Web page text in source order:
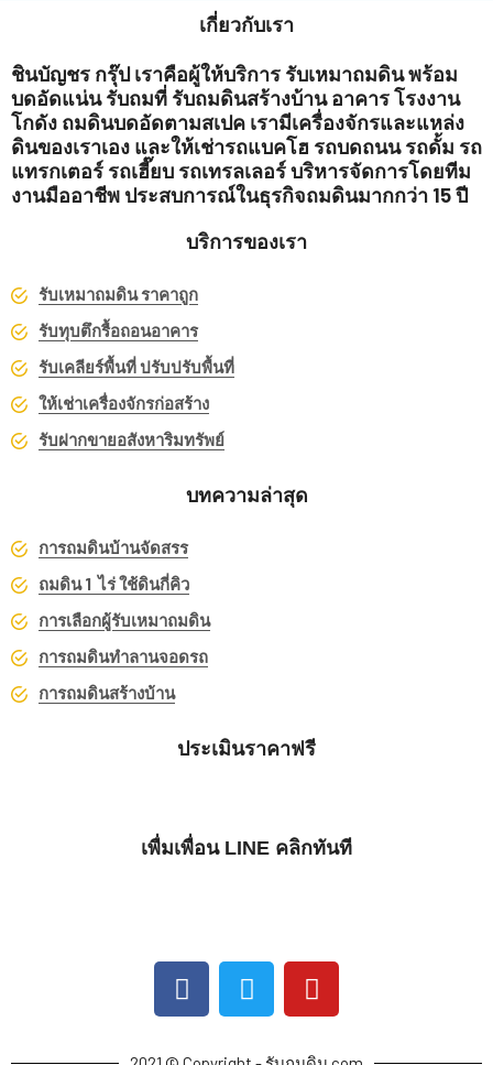
เกี่ยวกับเรา
ชินบัญชร กรุ๊ป เราคือผู้ให้บริการ รับเหมาถมดิน พร้อม
บดอัดแน่น รับถมที่ รับถมดินสร้างบ้าน อาคาร โรงงาน
โกดัง ถมดินบดอัดตามสเปค เรามีเครื่องจักรและแหล่ง
ดินของเราเอง และให้เช่ารถแบคโฮ รถบดถนน รถดั้ม รถ
แทรกเตอร์ รถเฮี๊ยบ รถเทรลเลอร์ บริหารจัดการโดยทีม
งานมืออาชีพ ประสบการณ์ในธุรกิจถมดินมากกว่า 15 ปี
บริการของเรา
รับเหมาถมดิน ราคาถูก
รับทุบตึกรื้อถอนอาคาร
รับเคลียร์พื้นที่ ปรับปรับพื้นที่
ให้เช่าเครื่องจักรก่อสร้าง
รับฝากขายอสังหาริมทรัพย์
บทความล่าสุด
การถมดินบ้านจัดสรร
ถมดิน 1 ไร่ ใช้ดินกี่คิว
การเลือกผู้รับเหมาถมดิน
การถมดินทำลานจอดรถ
การถมดินสร้างบ้าน
ประเมินราคาฟรี
เพื่มเพื่อน LINE คลิกทันที